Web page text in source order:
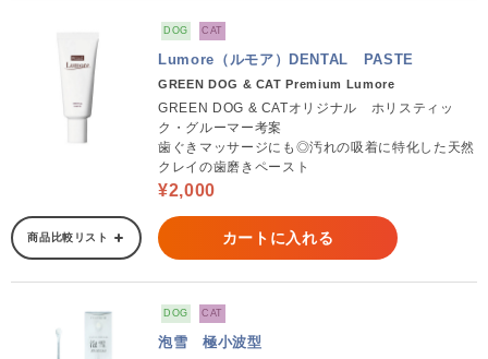
DOG CAT
Lumore（ルモア）DENTAL PASTE
GREEN DOG & CAT Premium Lumore
GREEN DOG & CATオリジナル ホリスティッ
ク・グルーマー考案
歯ぐきマッサージにも◎汚れの吸着に特化した天然
クレイの歯磨きペースト
¥2,000
商品比較リスト カートに入れる
DOG CAT
泡雪 極小波型